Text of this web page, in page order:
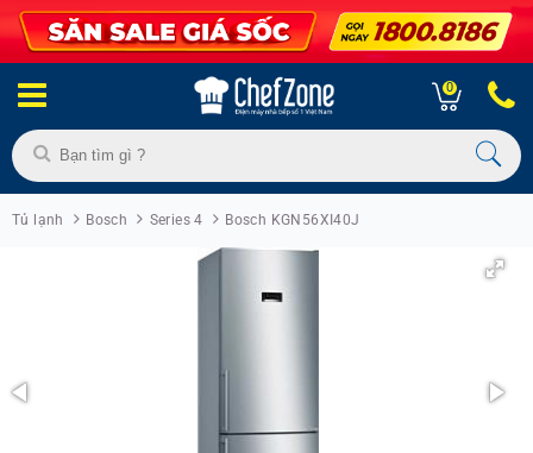
0
Tủ lạnh Bosch Series 4 Bosch KGN56XI40J